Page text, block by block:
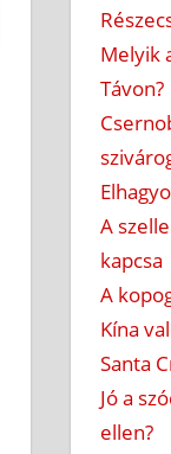
Melyik
Távon?
A
kapcsa
A
Kína
Santa
Jó a
ellen?